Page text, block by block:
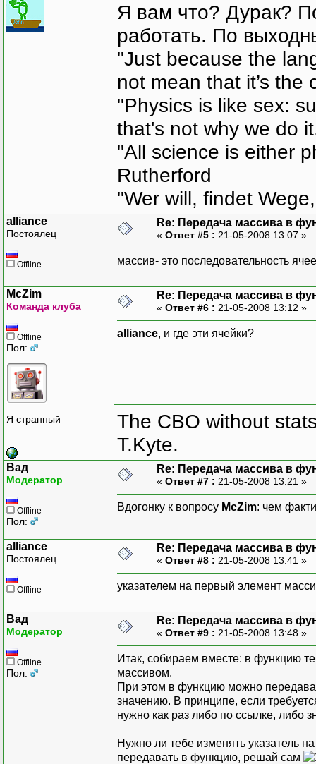
Я вам что? Дурак?
работать. По
"Just because the
not mean that it’s the
"Physics is like sex:
that's not why we do
"All science is either
Rutherford
"Wer will, findet
alliance
Постоялец
Offline
Re: Передача массива в
« Ответ #5 : 21-05-2008 13:07 »
массив- это последовательность
McZim
Команда клуба
Offline
Пол:
Я странный
Re: Передача массива в
« Ответ #6 : 21-05-2008 13:12 »
alliance, и где эти ячейки?
The CBO without
T.Kyte.
Вад
Модератор
Offline
Пол:
Re: Передача массива в
« Ответ #7 : 21-05-2008 13:21 »
Вдогонку к вопросу McZim: чем
alliance
Постоялец
Offline
Re: Передача массива в
« Ответ #8 : 21-05-2008 13:41 »
указателем на первый элемент
Вад
Модератор
Offline
Пол:
Re: Передача массива в
« Ответ #9 : 21-05-2008 13:48 »
Итак, собираем вместе: в функцию
массивом.
При этом в функцию можно
значению. В принципе, если
нужно как раз либо по ссылке, либо
Нужно ли тебе изменять указатель
передавать в функцию, решай сам